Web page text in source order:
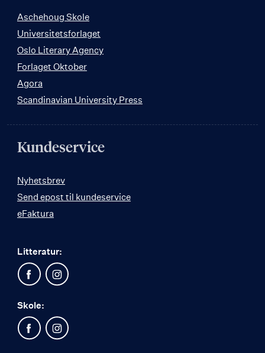
Aschehoug Skole
Universitetsforlaget
Oslo Literary Agency
Forlaget Oktober
Agora
Scandinavian University Press
Kundeservice
Nyhetsbrev
Send epost til kundeservice
eFaktura
Litteratur:
Skole: